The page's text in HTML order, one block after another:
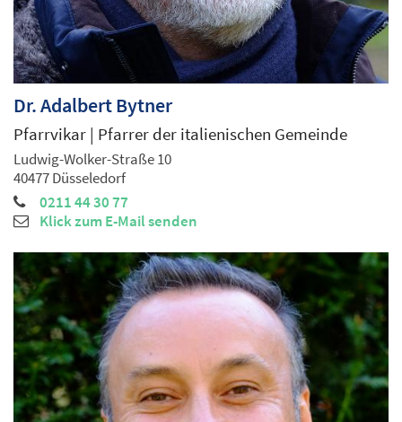
Dr.AdalbertBytner
Pfarrvikar | Pfarrer der italienischen Gemeinde
Ludwig-Wolker-Straße 10
40477Düsseledorf
0211 44 30 77
Klick zum E-Mail senden